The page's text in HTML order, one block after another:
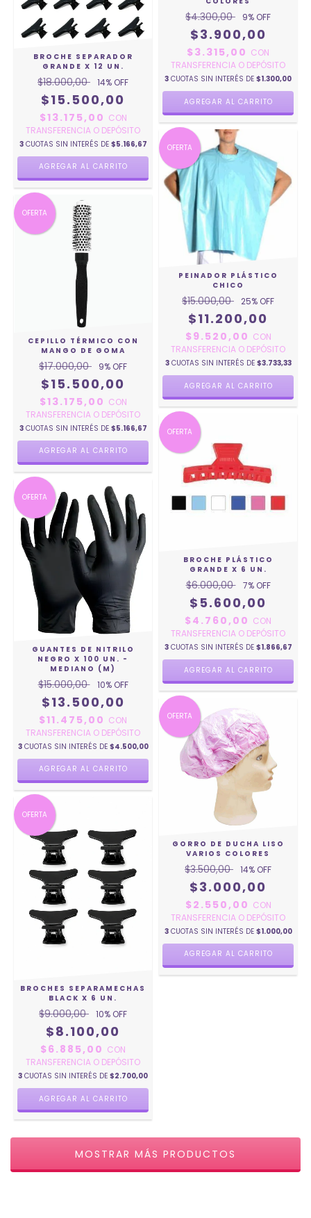
BROCHE SEPARADOR
GRANDE X 12 UN.
$18.000,00 14% OFF
$15.500,00
$13.175,00 CON
TRANSFERENCIA O DEPÓSITO
3 CUOTAS SIN INTERÉS DE $5.166,67
$4.300,00 9% OFF
$3.900,00
$3.315,00 CON
TRANSFERENCIA O DEPÓSITO
3 CUOTAS SIN INTERÉS DE $1.300,00
OFERTA
CEPILLO TÉRMICO CON
MANGO DE GOMA
$17.000,00 9% OFF
$15.500,00
$13.175,00 CON
TRANSFERENCIA O DEPÓSITO
3 CUOTAS SIN INTERÉS DE $5.166,67
AGREGAR AL CARRITO
OFERTA
PEINADOR PLÁSTICO
CHICO
$15.000,00 25% OFF
$11.200,00
$9.520,00 CON
TRANSFERENCIA O DEPÓSITO
3 CUOTAS SIN INTERÉS DE $3.733,33
OFERTA
GUANTES DE NITRILO
NEGRO X 100 UN. -
MEDIANO (M)
$15.000,00 10% OFF
$13.500,00
$11.475,00 CON
TRANSFERENCIA O DEPÓSITO
3 CUOTAS SIN INTERÉS DE $4.500,00
OFERTA
BROCHE PLÁSTICO
GRANDE X 6 UN.
$6.000,00 7% OFF
$5.600,00
$4.760,00 CON
TRANSFERENCIA O DEPÓSITO
3 CUOTAS SIN INTERÉS DE $1.866,67
OFERTA
BROCHES SEPARAMECHAS
BLACK X 6 UN.
$9.000,00 10% OFF
$8.100,00
$6.885,00 CON
TRANSFERENCIA O DEPÓSITO
3 CUOTAS SIN INTERÉS DE $2.700,00
OFERTA
GORRO DE DUCHA LISO
VARIOS COLORES
$3.500,00 14% OFF
$3.000,00
$2.550,00 CON
TRANSFERENCIA O DEPÓSITO
3 CUOTAS SIN INTERÉS DE $1.000,00
AGREGAR AL CARRITO
MOSTRAR MÁS PRODUCTOS